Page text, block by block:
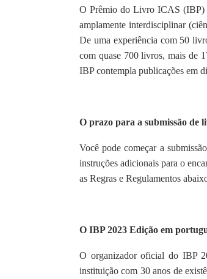
O Prêmio do Livro ICAS (IBP)
amplamente interdisciplinar
De uma experiência com 50
com quase 700 livros, mais de
IBP contempla publicações em
O prazo para a submissão de
Você pode começar a
instruções adicionais para o
as Regras e Regulamentos
O IBP 2023 Edição em
O organizador oficial do IBP
instituição com 30 anos de